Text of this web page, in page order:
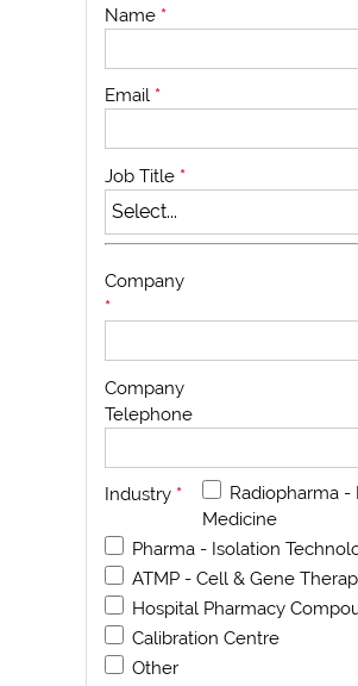
Name *
Email *
Job Title *
Company
*
Company
Telephone
Industry *
Radiopharma -
Medicine
Pharma - Isolation
ATMP - Cell & Gene
Hospital Pharmacy
Calibration Centre
Other